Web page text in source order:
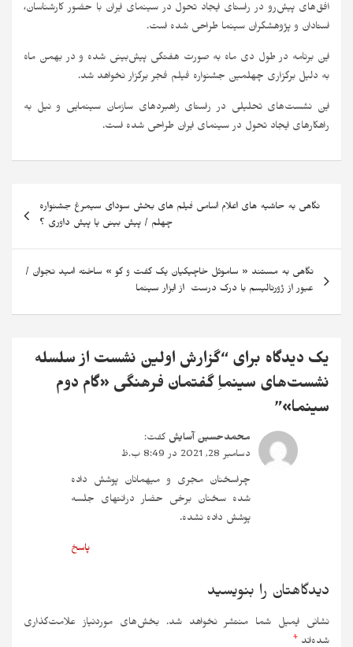
افق‌های پیش‌رو در راستای ایجاد تحول در سینمای ایران با حضور کارشناسان،
استادان و پژوهشگران سینما طراحی شده است.
این برنامه در طول دی ماه به صورت هفتگی پیش‌بینی شده و در بهمن ماه
به دلیل برگزاری چهلمین جشنواره فیلم فجر برگزار نخواهد شد.
این نشست‌های تحلیلی در راستای راهبردهای سازمان سینمایی و نیل به
راهکارهای ایجاد تحول در سینمای ایران طراحی شده است.
نگاهی به حاشیه های اعلام اسامی فیلم های بخش سودای سیمرغ جشنواره
چهلم / پیش بینی یا پیش داوری ؟
نگاهی به مستند « ساموئل خاچیکیان یک گفت و گو » ساخته امید نجوان /
عبور از ژورنالیسم با درک درست از ابزار سینما
یک دیدگاه برای “گزارش اولین نشست از سلسله
نشست‌های سینماِ گفتمان فرهنگی «گام دوم
سینما»”
محمدحسین آسایش گفت:
دسامبر 28, 2021 در 8:49 ب.ظ
چراسخنان مجری و میهمانان پوشش داده
شده سخنان برخی حضار درانتهای جلسه
پوشش داده نشده.‌‌
پاسخ
دیدگاهتان را بنویسید
نشانی ایمیل شما منتشر نخواهد شد. بخش‌های موردنیاز علامت‌گذاری
شده‌اند *